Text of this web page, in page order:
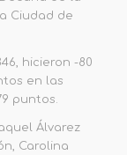
Ciudad de
hicieron -80
en las
puntos.
Álvarez
Carolina